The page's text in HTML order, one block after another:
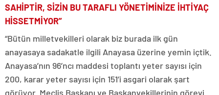
SAHİPTİR, SİZİN BU TARAFLI YÖNETİMİNİZE İHTİYAÇ
HİSSETMİYOR”
“Bütün milletvekilleri olarak biz burada ilk gün
anayasaya sadakatle ilgili Anayasa üzerine yemin içtik.
Anayasa’nın 96’ncı maddesi toplantı yeter sayısı için
200, karar yeter sayısı için 151’i asgari olarak şart
görüyor. Meclis Başkanı ve Başkanvekillerinin görevi